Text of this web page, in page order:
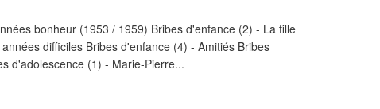
bonheur (1953 / 1959) Bribes d'enfance (2) - La fille
difficiles Bribes d'enfance (4) - Amitiés Bribes
d'adolescence (1) - Marie-Pierre...